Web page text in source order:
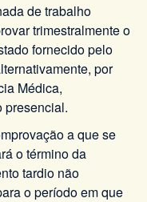
de trabalho
trimestralmente o
fornecido pelo
por
Médica,
presencial.
a que se
o término da
tardio não
o período em que